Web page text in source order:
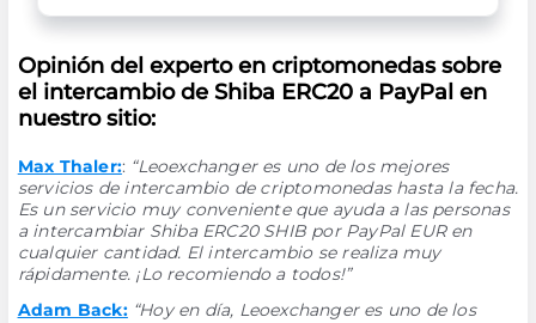
Opinión del experto en criptomonedas sobre
el intercambio de Shiba ERC20 a PayPal en
nuestro sitio:
Max Thaler:: “Leoexchanger es uno de los mejores
servicios de intercambio de criptomonedas hasta la fecha.
Es un servicio muy conveniente que ayuda a las personas
a intercambiar Shiba ERC20 SHIB por PayPal EUR en
cualquier cantidad. El intercambio se realiza muy
rápidamente. ¡Lo recomiendo a todos!”
Adam Back: “Hoy en día, Leoexchanger es uno de los